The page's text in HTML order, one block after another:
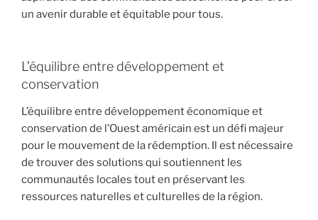
un avenir durable et équitable pour tous.
L’équilibre entre développement et
conservation
L’équilibre entre développement économique et
conservation de l’Ouest américain est un défi majeur
pour le mouvement de la rédemption. Il est nécessaire
de trouver des solutions qui soutiennent les
communautés locales tout en préservant les
ressources naturelles et culturelles de la région.